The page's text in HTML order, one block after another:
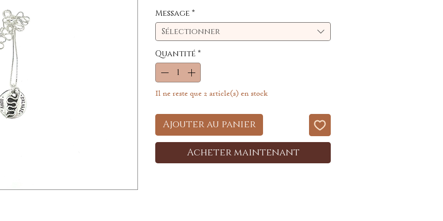
Message *
Sélectionner
Quantité *
Il ne reste que 2 article(s) en stock
Ajouter au panier
Acheter maintenant